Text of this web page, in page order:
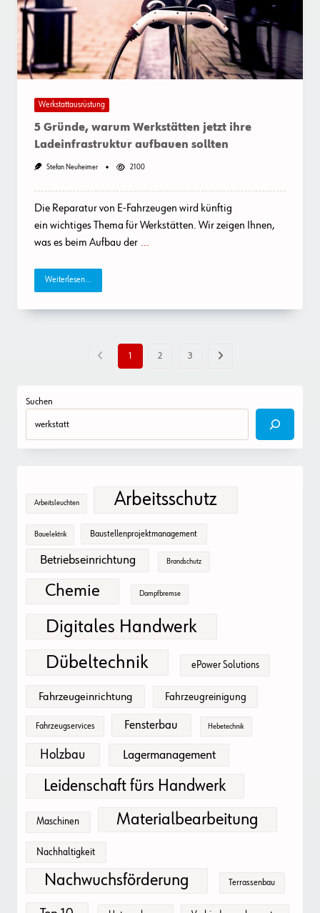
Werkstattausrüstung
5 Gründe, warum Werkstätten jetzt ihre
Ladeinfrastruktur aufbauen sollten
Stefan Neuheimer 2100
Die Reparatur von E-Fahrzeugen wird künftig
ein wichtiges Thema für Werkstätten. Wir zeigen Ihnen,
was es beim Aufbau der ...
Weiterlesen...
1 2 3
Suchen
Arbeitsleuchten Arbeitsschutz
Bauelektrik Baustellenprojektmanagement
Betriebseinrichtung Brandschutz
Chemie Dampfbremse
Digitales Handwerk
Dübeltechnik
ePower Solutions
Fahrzeugeinrichtung Fahrzeugreinigung
Fahrzeugservices Fensterbau Hebetechnik
Holzbau Lagermanagement
Leidenschaft fürs Handwerk
Maschinen Materialbearbeitung
Nachhaltigkeit
Nachwuchsförderung Terrassenbau